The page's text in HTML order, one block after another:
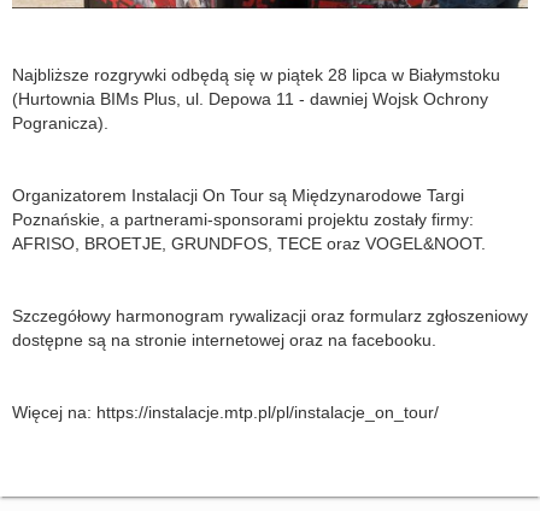
Najbliższe rozgrywki odbędą się w piątek 28 lipca w Białymstoku
(Hurtownia BIMs Plus, ul. Depowa 11 - dawniej Wojsk Ochrony
Pogranicza).
Organizatorem Instalacji On Tour są Międzynarodowe Targi
Poznańskie, a partnerami-sponsorami projektu zostały firmy:
AFRISO, BROETJE, GRUNDFOS, TECE oraz VOGEL&NOOT.
Szczegółowy harmonogram rywalizacji oraz formularz zgłoszeniowy
dostępne są na stronie internetowej oraz na facebooku.
Więcej na: https://instalacje.mtp.pl/pl/instalacje_on_tour/